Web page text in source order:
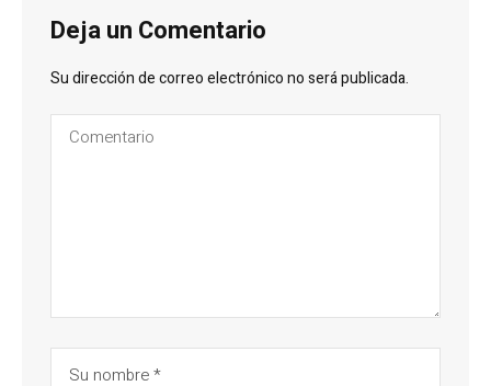
Deja un Comentario
Su dirección de correo electrónico no será publicada.